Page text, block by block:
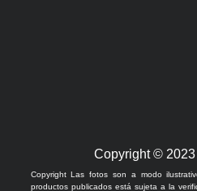
Copyright ©
Copyright Las fotos son a modo
productos publicados está sujeta a la